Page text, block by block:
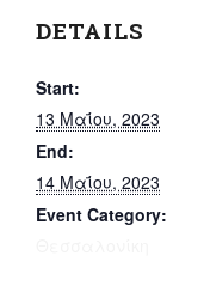
DETAILS
Start:
13 Μαΐου, 2023
End:
14 Μαΐου, 2023
Event Category: